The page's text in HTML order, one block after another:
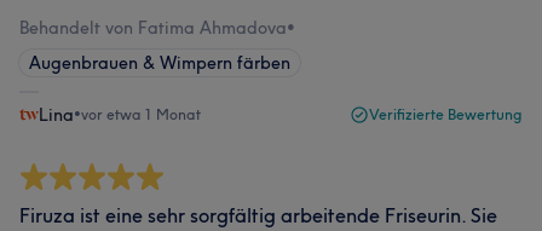
Behandelt von Fatima Ahmadova•
Augenbrauen & Wimpern färben
Lina•vor etwa 1 Monat Verifizierte Bewertung
Firuza ist eine sehr sorgfältig arbeitende Friseurin. Sie